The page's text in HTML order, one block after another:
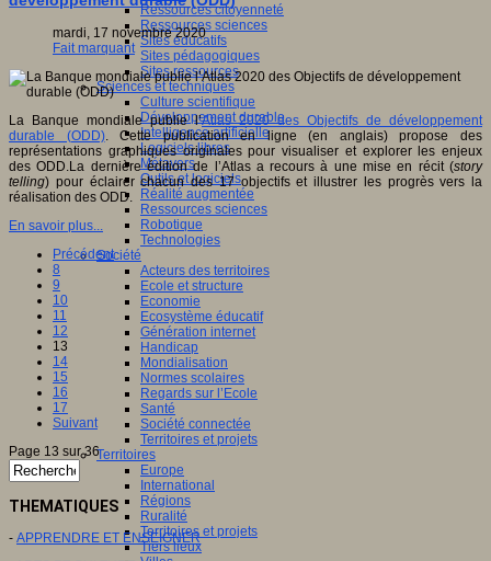
Ressources citoyenneté
Ressources sciences
Sites éducatifs
Sites pédagogiques
Sites ressources
Sciences et techniques
Culture scientifique
Développement durable
Intelligence artificielle
Logiciels libres
Métavers
Outils et logiciels
Réalité augmentée
Ressources sciences
Robotique
Technologies
Société
Acteurs des territoires
Ecole et structure
Economie
Ecosystème éducatif
Génération internet
Handicap
Mondialisation
Normes scolaires
Regards sur l’Ecole
Santé
Société connectée
Territoires et projets
Territoires
Europe
International
Régions
Ruralité
Territoires et projets
Tiers lieux
mardi, 17 novembre 2020
Fait marquant
La Banque mondiale publie l’Atlas 2020 des Objectifs de développement
durable (ODD). Cette publication en ligne (en anglais) propose des
représentations graphiques originales pour visualiser et explorer les enjeux
des ODD.La dernière édition de l’Atlas a recours à une mise en récit (story
telling) pour éclairer chacun des 17 objectifs et illustrer les progrès vers la
réalisation des ODD.
En savoir plus...
Précédent
8
9
10
11
12
13
14
15
16
17
Suivant
Page 13 sur 36
THEMATIQUES
- APPRENDRE ET ENSEIGNER